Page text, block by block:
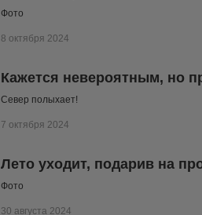
Фото
8 октября 2024
Кажется невероятным, но
Север полыхает!
7 октября 2024
Лето уходит, подарив на
Фото
30 августа 2024